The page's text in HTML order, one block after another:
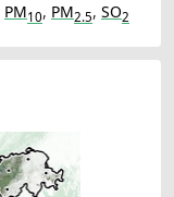
PM10, PM2.5, SO2